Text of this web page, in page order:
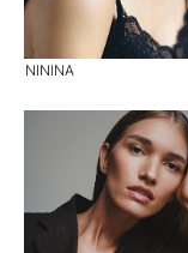
NININA